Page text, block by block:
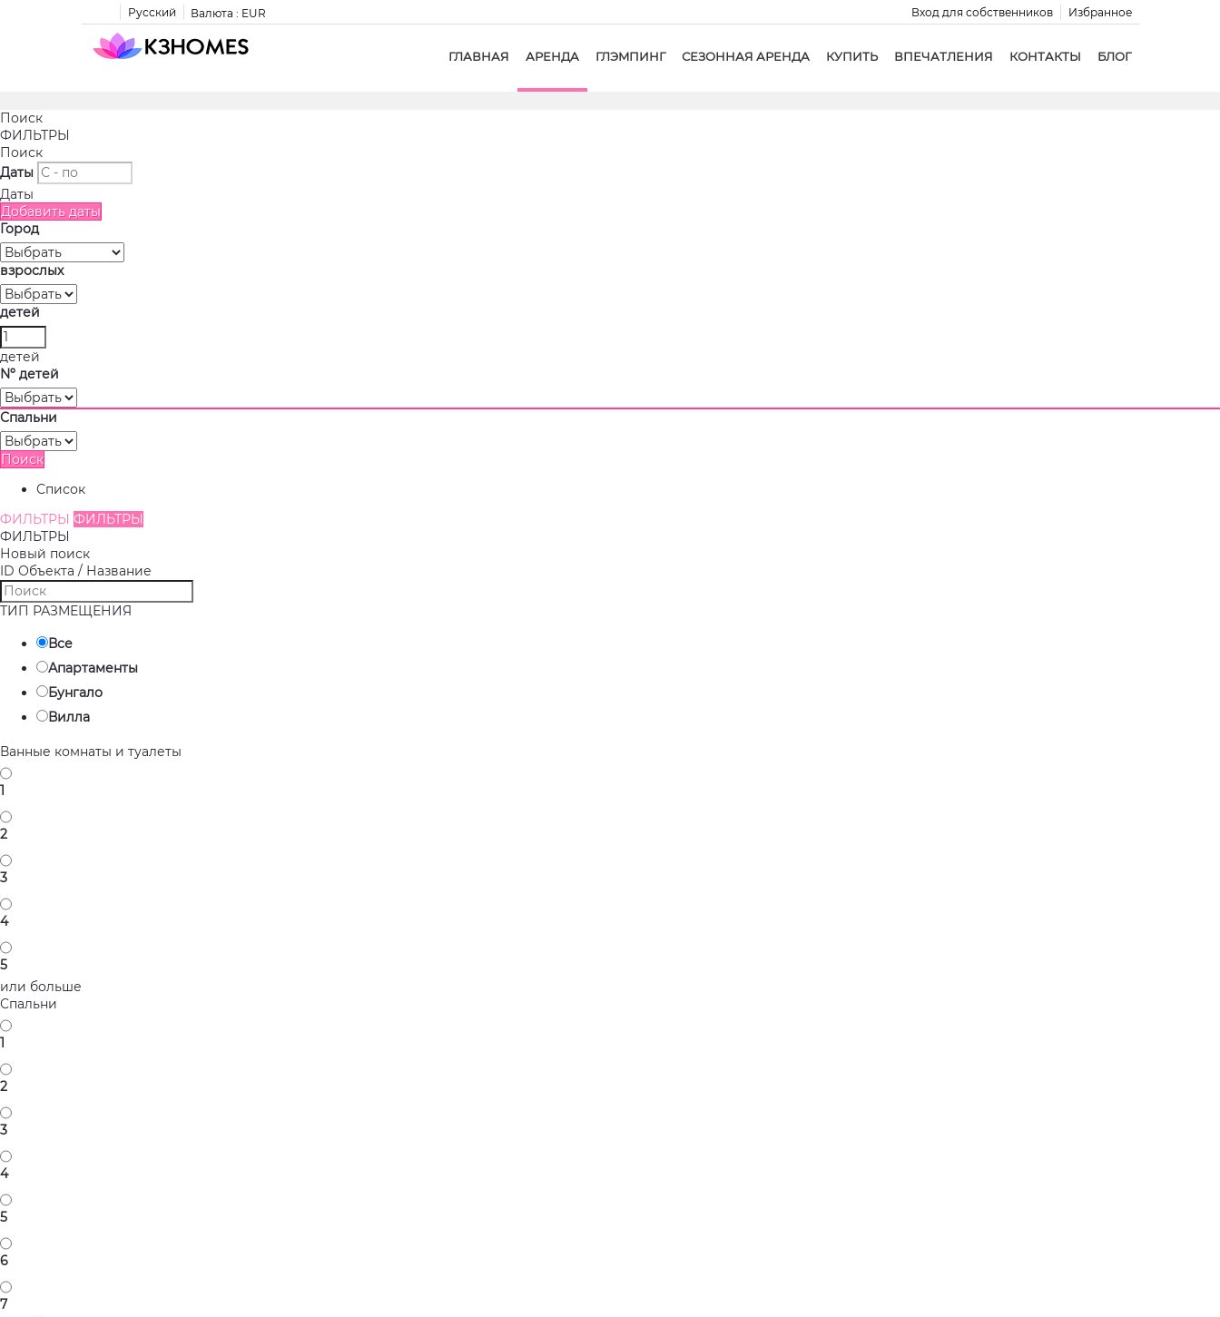
Русский Валюта : EUR Избранное
Вход для собственников
ГЛАВНАЯ АРЕНДА ГЛЭMПИНГ СЕЗОННАЯ АРЕНДА КУПИТЬ ВПЕЧАТЛЕНИЯ КОНТАКТЫ БЛОГ
Поиск
ФИЛЬТРЫ
Поиск
Даты
Даты
Добавить даты
Город
взрослых
детей
детей
Nº детей
Спальни
Поиск
Список
ФИЛЬТРЫ ФИЛЬТРЫ
ФИЛЬТРЫ
Новый поиск
ID Объекта / Название
ТИП РАЗМЕЩЕНИЯ
Все
Апартаменты
Бунгало
Вилла
Ванные комнаты и туалеты
1
2
3
4
5
или больше
Спальни
1
2
3
4
5
6
7